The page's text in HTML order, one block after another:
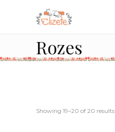
Rozes
Showing 19–20 of 20 results